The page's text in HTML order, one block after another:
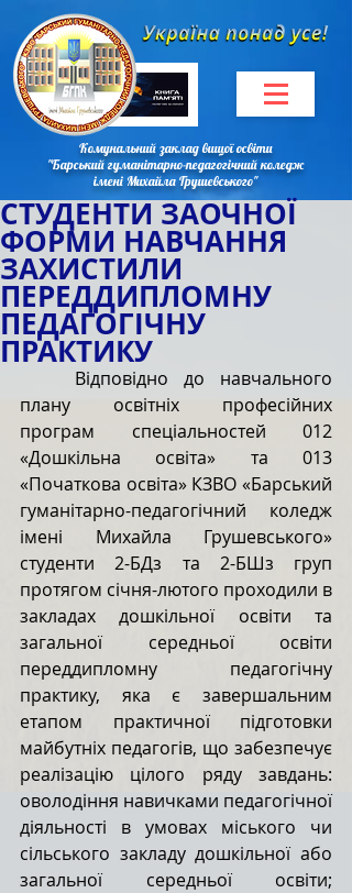
Комунальний заклад вищої освіти
"Барський гуманітарно-педагогічний коледж
імені Михайла Грушевського"
СТУДЕНТИ ЗАОЧНОЇ
ФОРМИ НАВЧАННЯ
ЗАХИСТИЛИ
ПЕРЕДДИПЛОМНУ
ПЕДАГОГІЧНУ
ПРАКТИКУ
Відповідно до навчального
плану освітніх професійних
програм спеціальностей 012
«Дошкільна освіта» та 013
«Початкова освіта» КЗВО «Барський
гуманітарно-педагогічний коледж
імені Михайла Грушевського»
студенти 2-БДз та 2-БШз груп
протягом січня-лютого проходили в
закладах дошкільної освіти та
загальної середньої освіти
переддипломну педагогічну
практику, яка є завершальним
етапом практичної підготовки
майбутніх педагогів, що забезпечує
реалізацію цілого ряду завдань:
оволодіння навичками педагогічної
діяльності в умовах міського чи
сільського закладу дошкільної або
загальної середньої освіти;